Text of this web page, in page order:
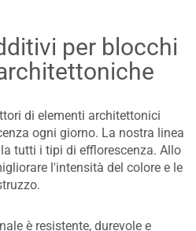
per blocchi
di elementi architettonici
ogni giorno. La nostra linea
tutti i tipi di efflorescenza. Allo
l'intensità del colore e le
è resistente, durevole e